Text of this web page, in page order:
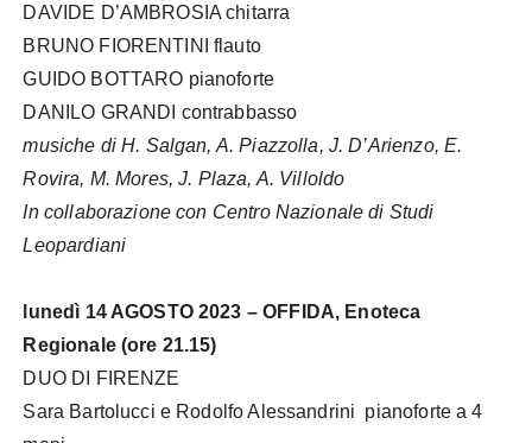
DAVIDE D’AMBROSIA chitarra
BRUNO FIORENTINI
flauto
GUIDO BOTTARO pianoforte
DANILO GRANDI contrabbasso
musiche di H. Salgan, A. Piazzolla, J. D’Arienzo, E.
Rovira, M. Mores, J. Plaza, A. Villoldo
In collaborazione con Centro Nazionale di Studi
Leopardiani
lunedì 14 AGOSTO 2023 – OFFIDA, Enoteca
Regionale (ore 21.15)
DUO DI FIRENZE
Sara Bartolucci e Rodolfo Alessandrini pianoforte a 4